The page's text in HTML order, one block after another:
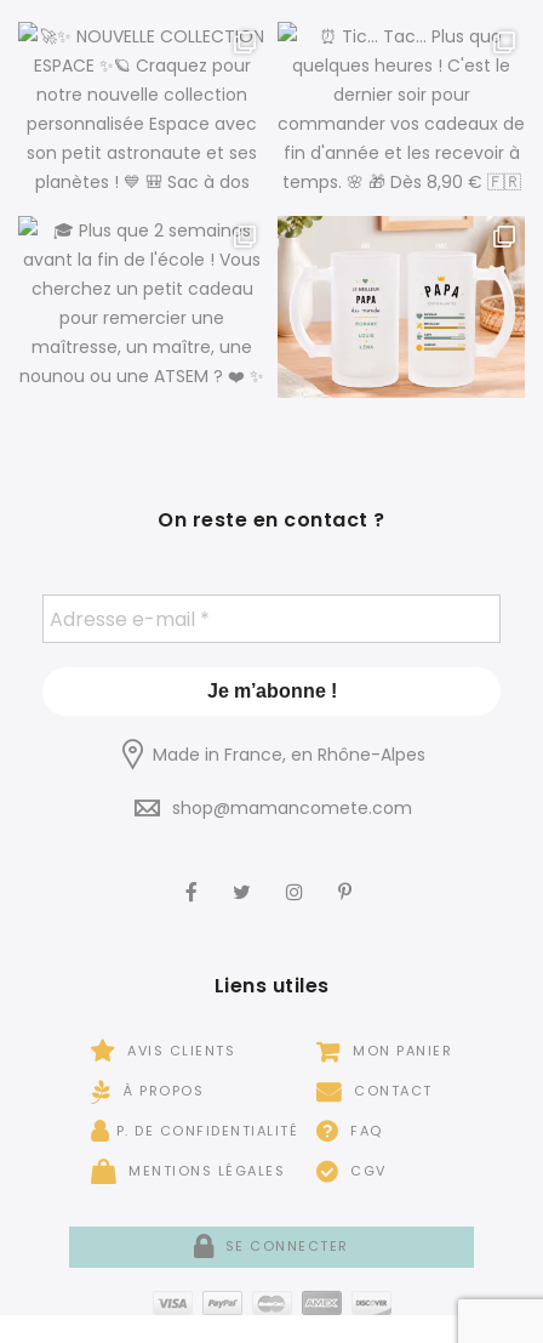
On reste en contact ?
Made in France, en Rhône-Alpes
shop@mamancomete.com
Liens utiles
AVIS CLIENTS
À PROPOS
P. DE CONFIDENTIALITÉ
MENTIONS LÉGALES
MON PANIER
CONTACT
FAQ
CGV
SE CONNECTER